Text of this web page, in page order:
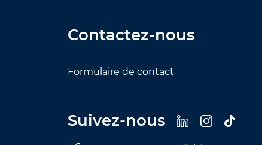
Contactez-nous
Formulaire de contact
Suivez-nous